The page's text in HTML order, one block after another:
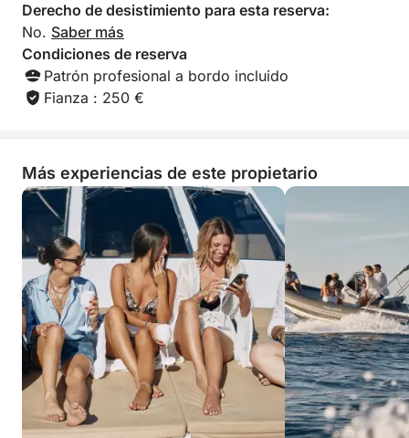
Derecho de desistimiento para esta reserva:
No. Saber más
Condiciones de reserva
Patrón profesional a bordo incluido
Fianza : 250 €
Más experiencias de este propietario